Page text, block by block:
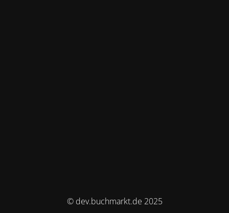
© dev.buchmarkt.de 2025